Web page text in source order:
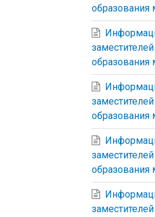
образования
образования
образования
образования